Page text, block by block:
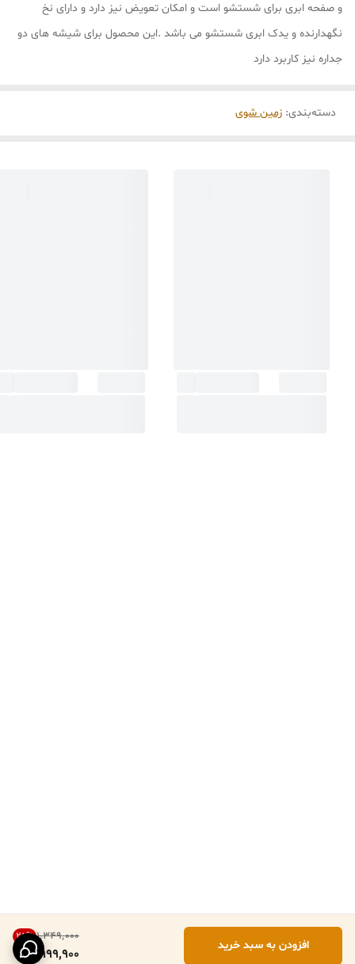
۱٬۳۴۹٬۰۰۰ 25%
999,900
افزودن به سبد خرید
و صفحه ابری برای شستشو است و امکان تعویض نیز دارد و دارای نخ
نگهدارنده و یدک ابری شستشو می باشد .این محصول برای شیشه های دو
جداره نیز کاربرد دارد
دسته‌بندی: زمین شوی